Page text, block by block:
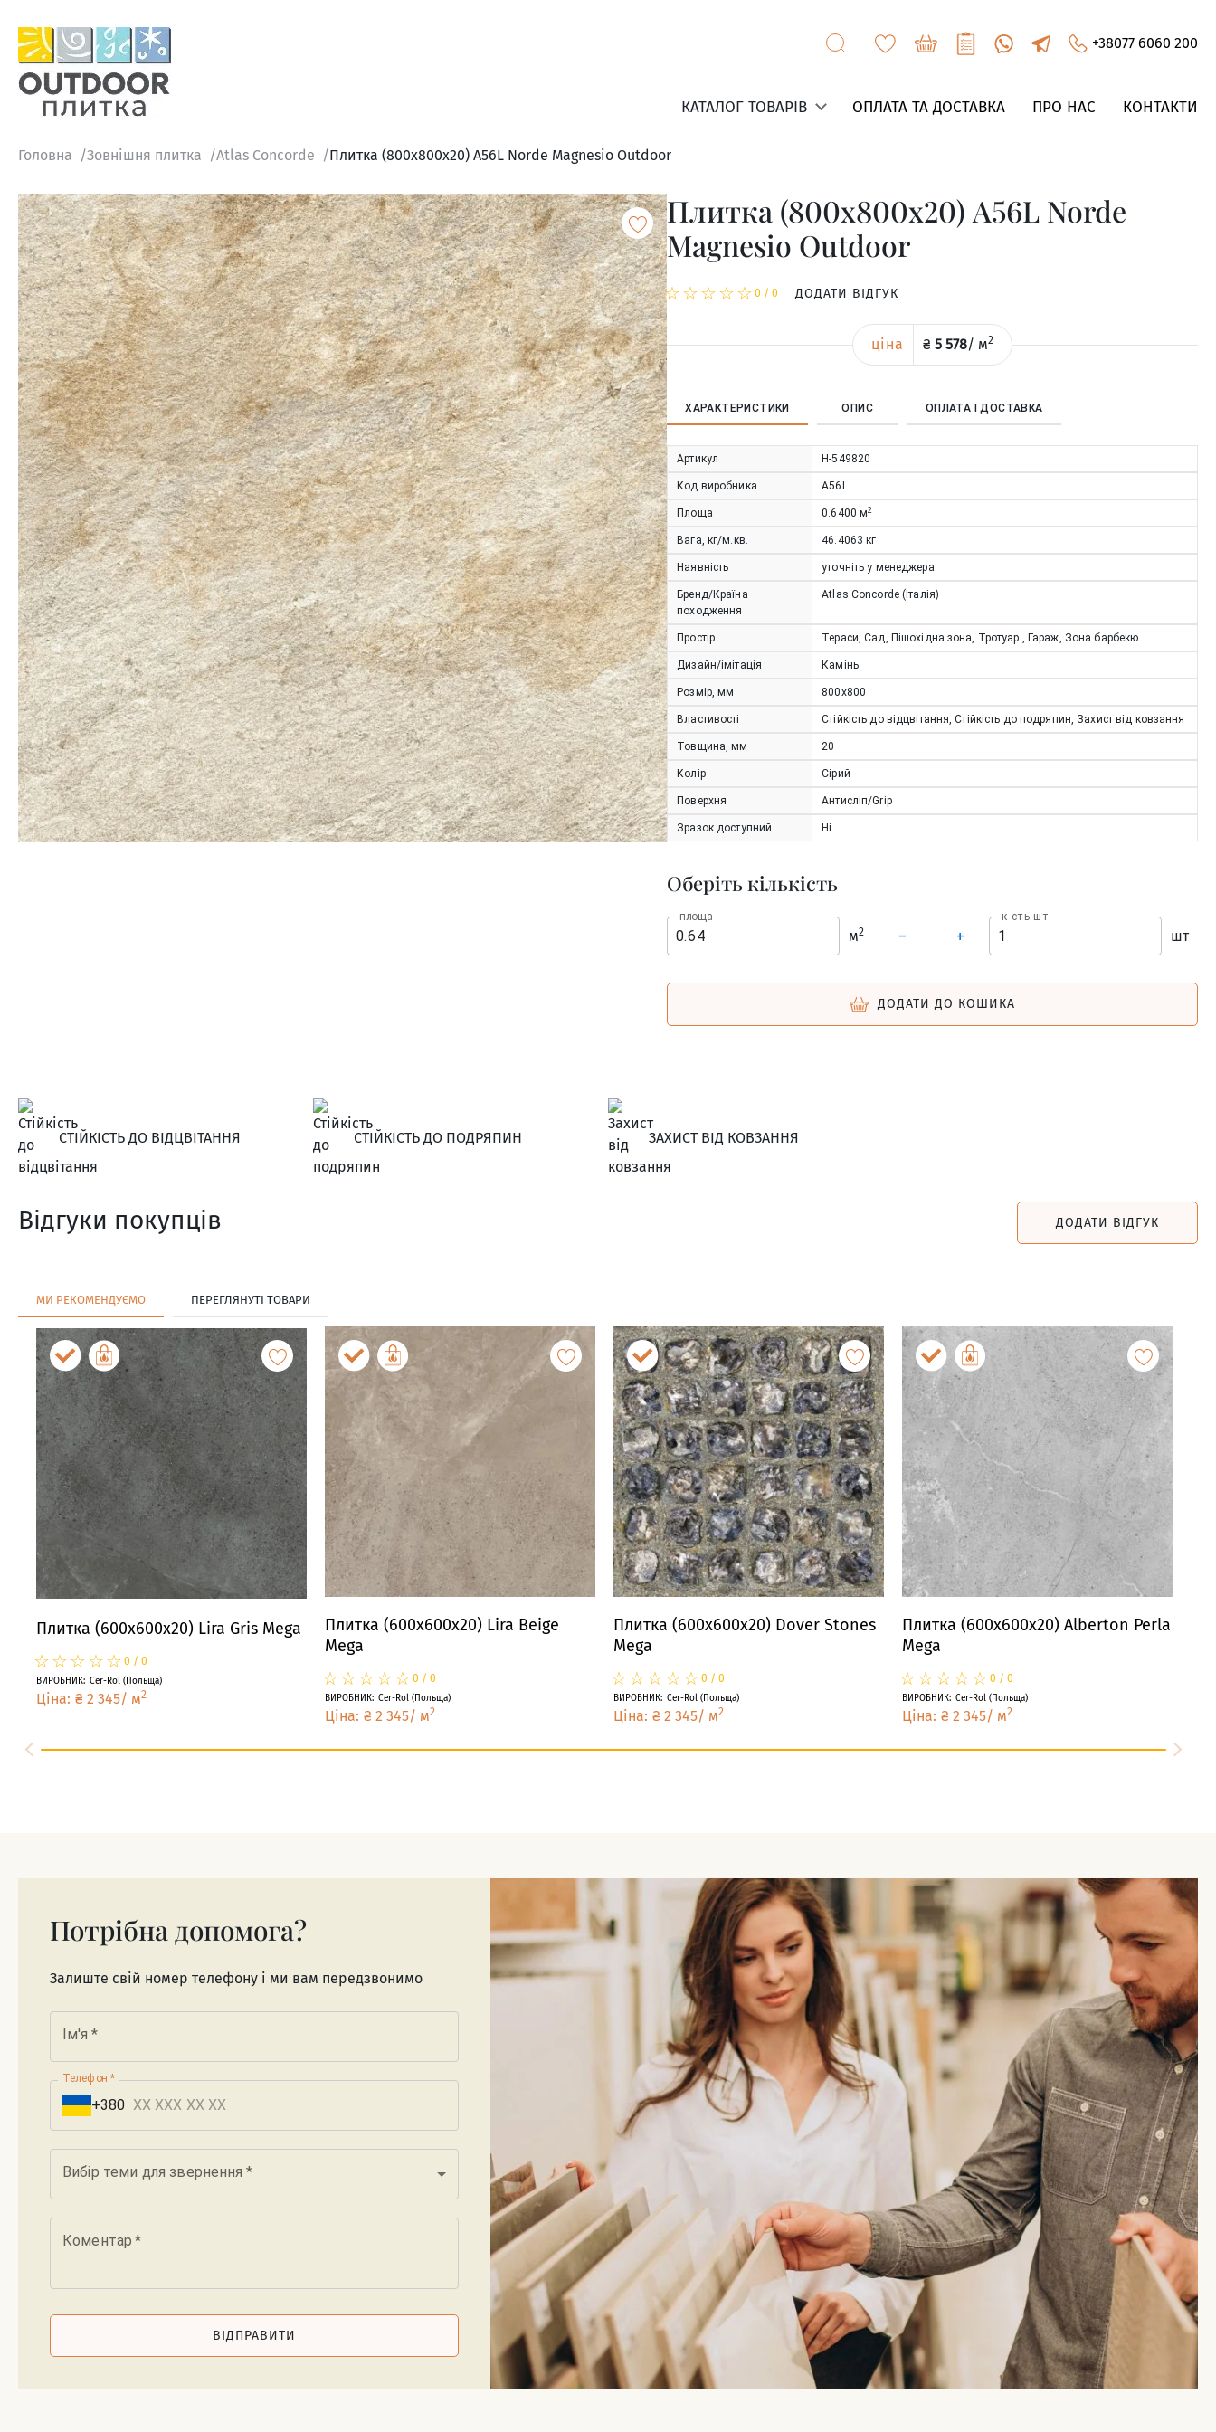
+38077 6060 200
КАТАЛОГ ТОВАРІВ ОПЛАТА ТА ДОСТАВКА ПРО НАС КОНТАКТИ
Головна Зовнішня плитка Atlas Concorde Плитка (800x800x20) A56L Norde Magnesio Outdoor
Плитка (800x800x20) A56L Norde
Magnesio Outdoor
☆
★☆
★☆
★☆
★☆
★ 0 /0 ДОДАТИ ВІДГУК
ціна ₴ 5 578/ м2
ХАРАКТЕРИСТИКИ ОПИС ОПЛАТА І ДОСТАВКА
Артикул Н-549820
Код виробника A56L
Площа 0.6400 м2
Вага, кг/м.кв. 46.4063 кг
Наявність уточніть у менеджера
Бренд/Країна
походження
Atlas Concorde (Італія)
Простір Тераси, Сад, Пішохідна зона, Тротуар , Гараж, Зона барбекю
Дизайн/імітація Камінь
Розмір, мм 800x800
Властивості Стійкість до відцвітання, Стійкість до подряпин, Захист від ковзання
Товщина, мм 20
Колір Сірий
Поверхня Антисліп/Grip
Зразок доступний Ні
Оберіть кількість
площа
м2 – +
к-сть шт
шт
ДОДАТИ ДО КОШИКА
СТІЙКІСТЬ ДО ВІДЦВІТАННЯ СТІЙКІСТЬ ДО ПОДРЯПИН ЗАХИСТ ВІД КОВЗАННЯ
Відгуки покупців ДОДАТИ ВІДГУК
МИ РЕКОМЕНДУЄМО ПЕРЕГЛЯНУТІ ТОВАРИ
Плитка (600x600x20) Lira Gris Mega
☆
★☆
★☆
★☆
★☆
★ 0 / 0
ВИРОБНИК: Cer-Rol (Польща)
Ціна: ₴ 2 345/ м2
Плитка (600x600x20) Lira Beige
Mega
☆
★☆
★☆
★☆
★☆
★ 0 / 0
ВИРОБНИК: Cer-Rol (Польща)
Ціна: ₴ 2 345/ м2
Плитка (600x600x20) Dover Stones
Mega
☆
★☆
★☆
★☆
★☆
★ 0 / 0
ВИРОБНИК: Cer-Rol (Польща)
Ціна: ₴ 2 345/ м2
Плитка (600x600x20) Alberton Perla
Mega
☆
★☆
★☆
★☆
★☆
★ 0 / 0
ВИРОБНИК: Cer-Rol (Польща)
Ціна: ₴ 2 345/ м2
Потрібна допомога?
Залиште свій номер телефону і ми вам передзвонимо
Ім'я *
Телефон *
+380
Вибір теми для звернення *
Коментар *
ВІДПРАВИТИ